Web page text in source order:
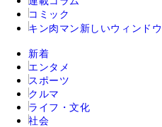
コミック
キン肉マン 新しいウィンドウ
新着
エンタメ
スポーツ
クルマ
ライフ・文化
社会